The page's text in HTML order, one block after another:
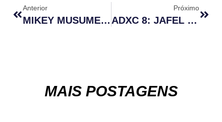
Anterior
MIKEY MUSUMECI ESTREIA COM VITÓRIA NO UFC FIGHT PASS INVITATIONAL 9; CONFIRA TODOS OS RESULTADOS.
Próximo
ADXC 8: JAFEL FILHO DERROTA ALBAZI, CYBORG VENCE MAIS UMA E KHALED SUPERA THALISON SOARES
MAIS POSTAGENS